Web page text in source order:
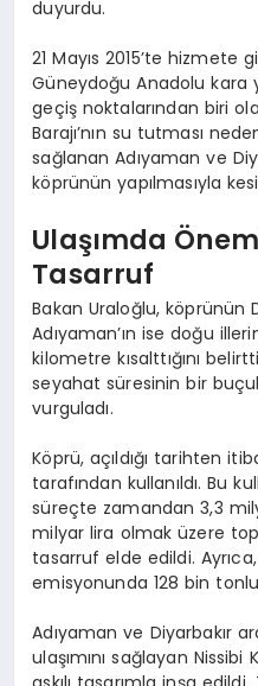
duyurdu.
21 Mayıs 2015’te hizmete
Güneydoğu Anadolu kara
geçiş noktalarından biri
Barajı’nın su tutması
sağlanan Adıyaman ve
köprünün yapılmasıyla
Ulaşımda
Tasarruf
Bakan Uraloğlu, köprünün
Adıyaman’ın ise doğu
kilometre kısalttığını
seyahat süresinin bir
vurguladı.
Köprü, açıldığı tarihten
tarafından kullanıldı. Bu
süreçte zamandan 3,3
milyar lira olmak üzere
tasarruf elde edildi.
emisyonunda 128 bin
Adıyaman ve Diyarbakır
ulaşımını sağlayan